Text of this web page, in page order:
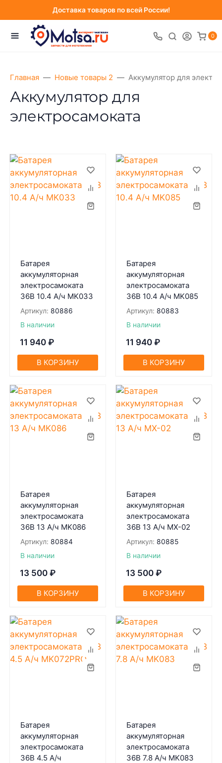
Доставка товаров по всей России!
0
Главная Новые товары 2 Аккумулятор для
Аккумулятор для
электросамоката
Батарея
аккумуляторная
электросамоката
36В 10.4 А/ч MK033
Артикул: 80886
В наличии
11 940 ₽
В КОРЗИНУ
Батарея
аккумуляторная
электросамоката
36В 10.4 А/ч MK085
Артикул: 80883
В наличии
11 940 ₽
В КОРЗИНУ
Батарея
аккумуляторная
электросамоката
36В 13 А/ч MK086
Артикул: 80884
В наличии
13 500 ₽
В КОРЗИНУ
Батарея
аккумуляторная
электросамоката
36В 13 А/ч MX-02
Артикул: 80885
В наличии
13 500 ₽
В КОРЗИНУ
Батарея
аккумуляторная
электросамоката
36В 4.5 А/ч
Батарея
аккумуляторная
электросамоката
36В 7.8 А/ч MK083